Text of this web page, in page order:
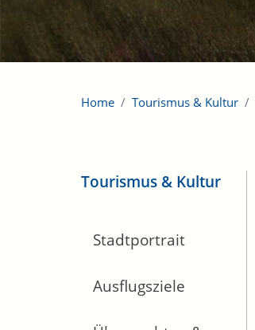
Home Tourismus & Kultur
Tourismus & Kultur
Stadtportrait
Ausflugsziele